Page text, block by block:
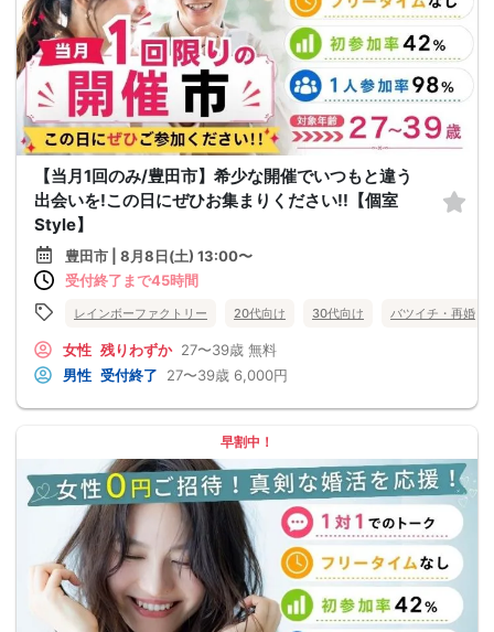
【当月1回のみ/豊田市】希少な開催でいつもと違う
出会いを!この日にぜひお集まりください!!【個室
Style】
豊田市 | 8月8日(土) 13:00〜
受付終了まで45時間
レインボーファクトリー 20代向け 30代向け バツイチ・再婚
女性 残りわずか 27〜39歳 無料
男性 受付終了 27〜39歳 6,000円
早割中！